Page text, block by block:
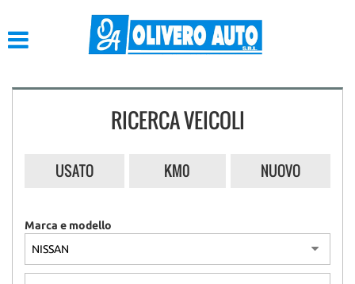
ASSISTENZA
RICERCA VEICOLI
USATO KM0 NUOVO
Marca e modello